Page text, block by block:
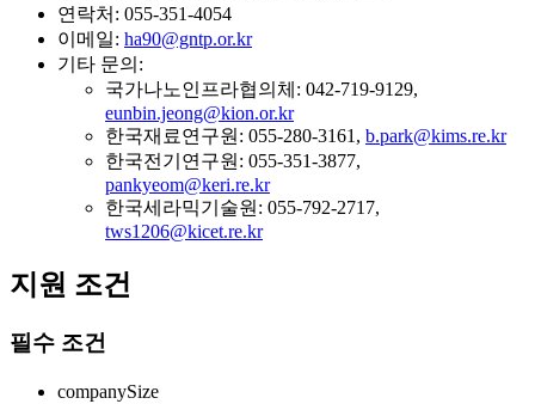
연락처: 055-351-4054
이메일: ha90@gntp.or.kr
기타 문의:
국가나노인프라협의체: 042-719-9129,
eunbin.jeong@kion.or.kr
한국재료연구원: 055-280-3161, b.park@kims.re.kr
한국전기연구원: 055-351-3877,
pankyeom@keri.re.kr
한국세라믹기술원: 055-792-2717,
tws1206@kicet.re.kr
지원 조건
필수 조건
companySize